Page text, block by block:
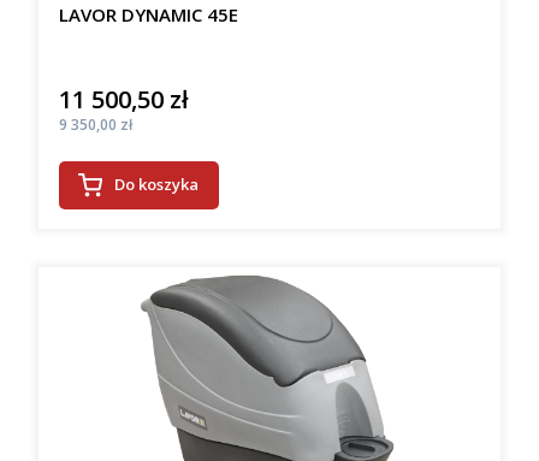
LAVOR DYNAMIC 45E
Cena
11 500,50 zł
Cena
9 350,00 zł
Do koszyka